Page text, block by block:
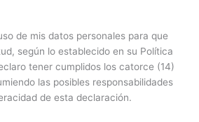
de mis datos personales para que
según lo establecido en su Política
tener cumplidos los catorce (14)
las posibles responsabilidades
de esta declaración.